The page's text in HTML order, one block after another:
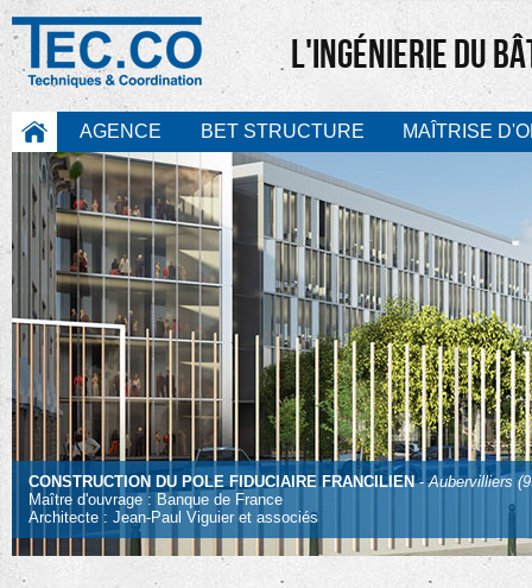
L'INGÉNIERIE DU
AGENCE BET STRUCTURE MAÎTRISE
CONSTRUCTION DU POLE FIDUCIAIRE FRANCILIEN-Aubervilliers
Maître d'ouvrage : Banque de France
Architecte : Jean-Paul Viguier et associés